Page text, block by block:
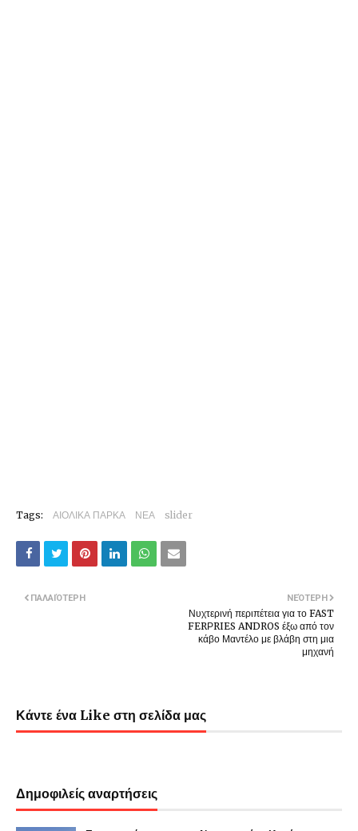
Tags: ΑΙΟΛΙΚΑ ΠΑΡΚΑ ΝΕΑ slider
ΝΕΌΤΕΡΗ
Νυχτερινή περιπέτεια για το FAST
FERΡRIES ANDROS έξω από τον
κάβο Μαντέλο με βλάβη στη μια
μηχανή
ΠΑΛΑΙΌΤΕΡΗ
Κάντε ένα Like στη σελίδα μας
Δημοφιλείς αναρτήσεις